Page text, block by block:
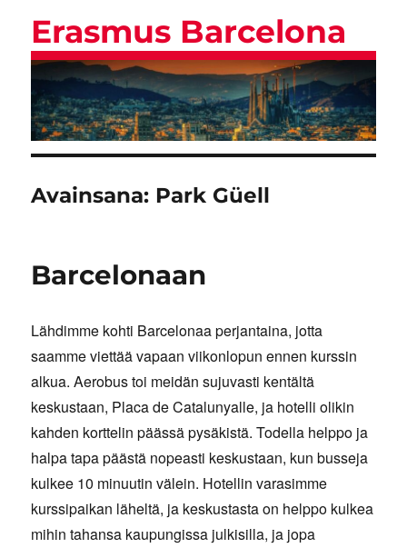
Erasmus Barcelona
Avainsana: Park Güell
Barcelonaan
Lähdimme kohti Barcelonaa perjantaina, jotta
saamme viettää vapaan viikonlopun ennen kurssin
alkua. Aerobus toi meidän sujuvasti kentältä
keskustaan, Placa de Catalunyalle, ja hotelli olikin
kahden korttelin päässä pysäkistä. Todella helppo ja
halpa tapa päästä nopeasti keskustaan, kun busseja
kulkee 10 minuutin välein. Hotellin varasimme
kurssipaikan läheltä, ja keskustasta on helppo kulkea
mihin tahansa kaupungissa julkisilla, ja jopa